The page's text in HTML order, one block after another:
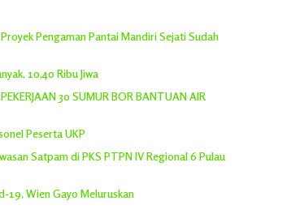
Pengaman Pantai Mandiri Sejati Sudah
10,40 Ribu Jiwa
30 SUMUR BOR BANTUAN AIR
Peserta UKP
Satpam di PKS PTPN IV Regional 6 Pulau
19, Wien Gayo Meluruskan